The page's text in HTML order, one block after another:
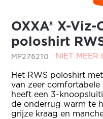
OXXA® X-
poloshirt
MP276210 NIET MEER
Het RWS poloshirt
van zeer
heeft een 3-
de onderrug warm te
grijze kraag en